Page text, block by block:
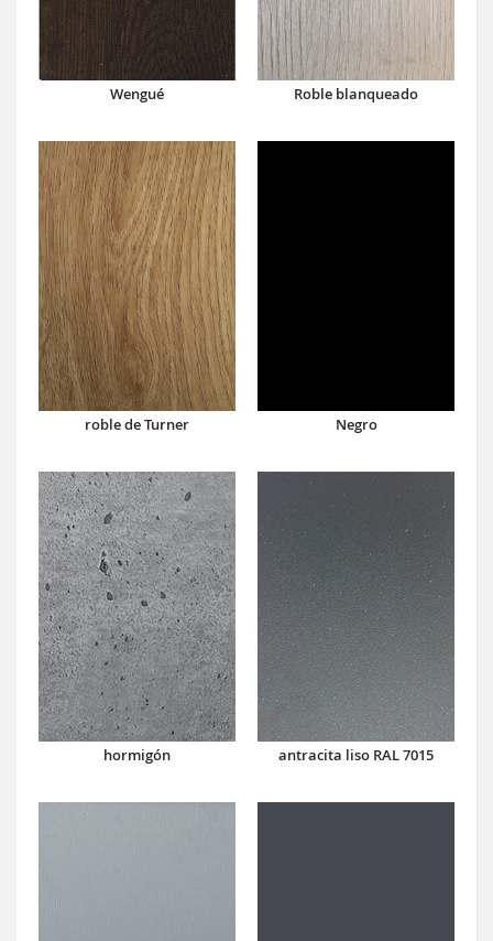
Wengué Roble blanqueado
roble de Turner Negro
hormigón antracita liso RAL 7015